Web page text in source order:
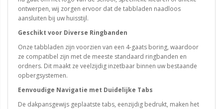
ontwerpen, wij zorgen ervoor dat de tabbladen naadloos
aansluiten bij uw huisstijl.
Geschikt voor Diverse Ringbanden
Onze tabbladen zijn voorzien van een 4-gaats boring, waardoor
ze compatibel zijn met de meeste standaard ringbanden en
ordners. Dit maakt ze veelzijdig inzetbaar binnen uw bestaande
opbergsystemen.
Eenvoudige Navigatie met Duidelijke Tabs
De dakpansgewijs geplaatste tabs, eenzijdig bedrukt, maken het